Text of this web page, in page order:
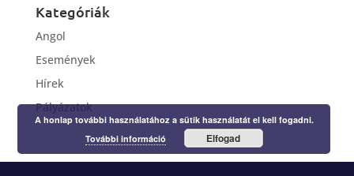
Kategóriák
Angol
Események
Hírek
Pályázatok
A honlap további használatához a sütik használatát el kell fogadni.
További információ
Elfogad